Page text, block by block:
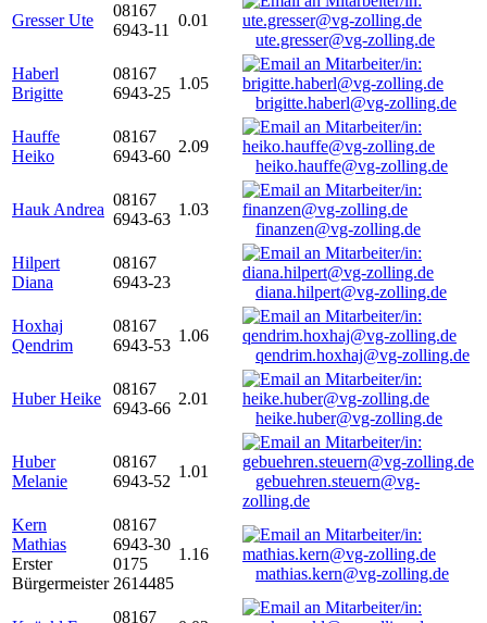
Gresser Ute
08167
6943-11
0.01
ute.gresser@vg-zolling.de
Haberl
Brigitte
08167
6943-25
1.05
brigitte.haberl@vg-zolling.de
Hauffe
Heiko
08167
6943-60
2.09
heiko.hauffe@vg-zolling.de
Hauk Andrea
08167
6943-63
1.03
finanzen@vg-zolling.de
Hilpert
Diana
08167
6943-23
diana.hilpert@vg-zolling.de
Hoxhaj
Qendrim
08167
6943-53
1.06
qendrim.hoxhaj@vg-zolling.de
Huber Heike
08167
6943-66
2.01
heike.huber@vg-zolling.de
Huber
Melanie
08167
6943-52
1.01
gebuehren.steuern@vg-
zolling.de
Kern
Mathias
Erster
Bürgermeister
08167
6943-30
0175
2614485
1.16
mathias.kern@vg-zolling.de
08167